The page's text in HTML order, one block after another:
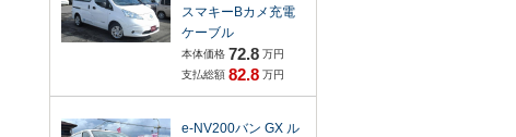
スマキーBカメ充電
ケーブル
本体価格 72.8 万円
支払総額 82.8 万円
e-NV200バン GX ル